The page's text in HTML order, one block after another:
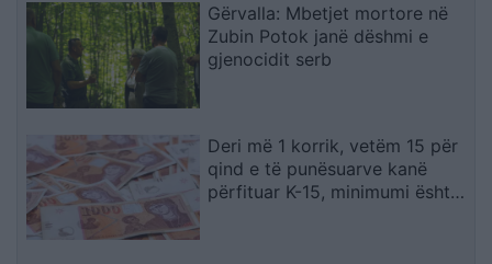
Gërvalla: Mbetjet mortore në
Zubin Potok janë dëshmi e
gjenocidit serb
Deri më 1 korrik, vetëm 15 për
qind e të punësuarve kanë
përfituar K-15, minimumi është